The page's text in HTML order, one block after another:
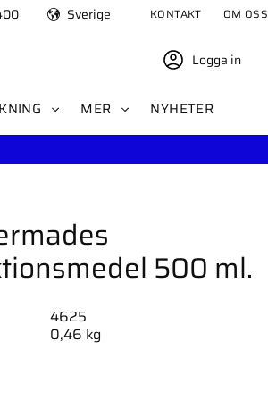
Sverige KONTAKT OM OSS
Logga in
MER NYHETER
500 ml.
4625
0,46 kg